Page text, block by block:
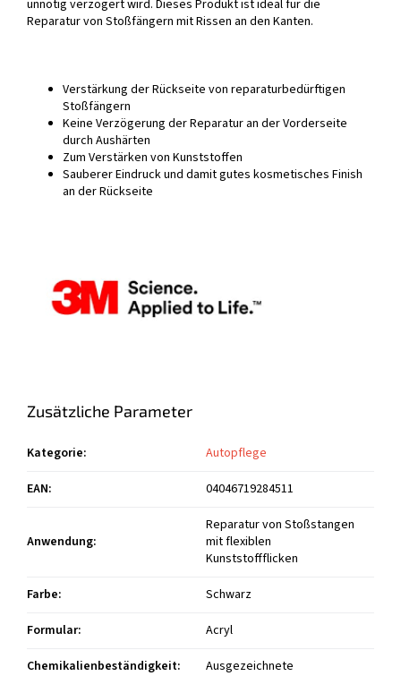
unnötig verzögert wird. Dieses Produkt ist ideal für die
Reparatur von Stoßfängern mit Rissen an den Kanten.
Verstärkung der Rückseite von reparaturbedürftigen
Stoßfängern
Keine Verzögerung der Reparatur an der Vorderseite
durch Aushärten
Zum Verstärken von Kunststoffen
Sauberer Eindruck und damit gutes kosmetisches Finish
an der Rückseite
Zusätzliche Parameter
Kategorie:
Autopflege
EAN: 04046719284511
Anwendung:
Reparatur von Stoßstangen
mit flexiblen
Kunststoffflicken
Farbe:
Schwarz
Formular:
Acryl
Chemikalienbeständigkeit: Ausgezeichnete